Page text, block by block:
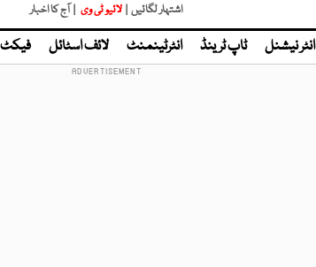
اشتہار لگائیں | لائیو ٹی وی | آج کا اخبار
انٹر نیشنل ٹاپ ٹرینڈ انٹرٹینمنٹ لائف اسٹائل